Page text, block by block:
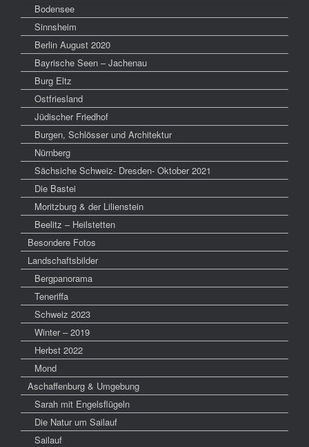
Bodensee
Sinnsheim
Berlin August 2020
Bayrische Seen – Jachenau
Burg Eltz
Ostfriesland
Jüdischer Friedhof
Burgen, Schlösser und Architektur
Nürnberg
Sächsiche Schweiz- Dresden- Oktober 2021
Die Bastei
Moritzburg & der Lilienstein
Beelitz – Heilstetten
Besondere Fotos
Landschaftsbilder
Bergpanorama
Teneriffa
Schweiz 2023
Winter – 2019
Herbst 2022
Mond
Aschaffenburg & Umgebung
Sarah mit Engelsflügeln
Die Natur um Sailauf
Sailauf